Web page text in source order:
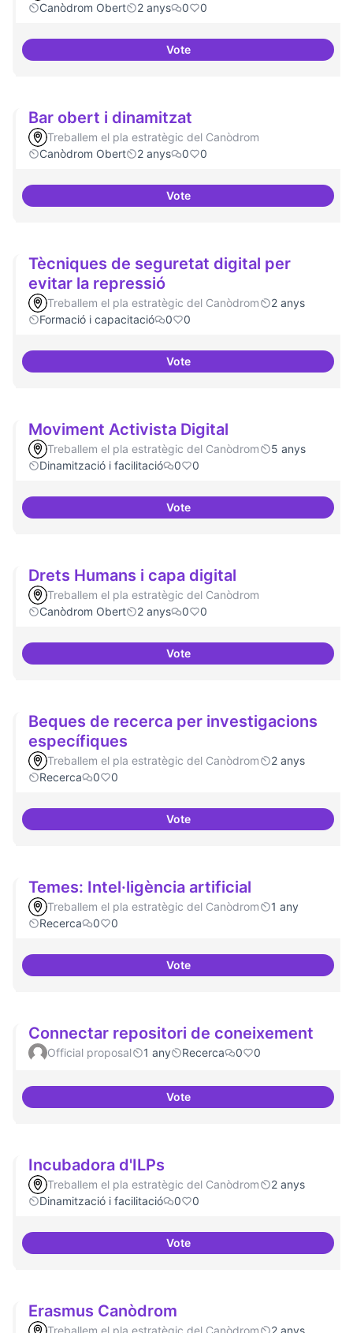
Canòdrom Obert
2 anys 0 0
VotePrograma cultural a nivell de
Bar obert i dinamitzat
Treballem el pla estratègic del Canòdrom
Canòdrom Obert
2 anys 0 0
VoteBar obert i dinamitzat
Tècniques de seguretat digital per
evitar la repressió
Treballem el pla estratègic del Canòdrom
2 anys
Formació i capacitació
0 0
VoteTècniques de seguretat digital
Moviment Activista Digital
Treballem el pla estratègic del Canòdrom
5 anys
Dinamització i facilitació
0 0
VoteMoviment Activista Digital
Drets Humans i capa digital
Treballem el pla estratègic del Canòdrom
Canòdrom Obert
2 anys 0 0
VoteDrets Humans i capa digital
Beques de recerca per investigacions
específiques
Treballem el pla estratègic del Canòdrom
2 anys
Recerca
0 0
VoteBeques de recerca per
Temes: Intel·ligència artificial
Treballem el pla estratègic del Canòdrom
1 any
Recerca
0 0
VoteTemes: Intel·ligència artificial
Connectar repositori de coneixement
Official proposal 1 any Recerca 0 0
VoteConnectar repositori de
Incubadora d'ILPs
Treballem el pla estratègic del Canòdrom
2 anys
Dinamització i facilitació
0 0
VoteIncubadora d'ILPs
Erasmus Canòdrom
Treballem el pla estratègic del Canòdrom 2 anys